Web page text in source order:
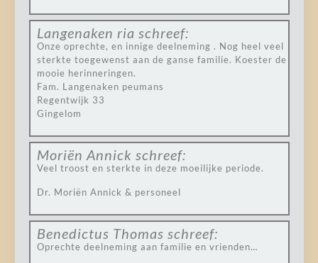
Langenaken ria schreef:
Onze oprechte, en innige deelneming . Nog heel veel
sterkte toegewenst aan de ganse familie. Koester de
mooie herinneringen.
Fam. Langenaken peumans
Regentwijk 33
Gingelom
Moriën Annick schreef:
Veel troost en sterkte in deze moeilijke periode.
Dr. Moriën Annick & personeel
Benedictus Thomas schreef:
Oprechte deelneming aan familie en vrienden…